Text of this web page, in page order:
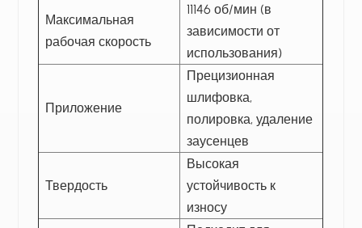
Максимальная
рабочая скорость
11146 об/мин (в
зависимости от
использования)
Приложение
Прецизионная
шлифовка,
полировка, удаление
заусенцев
Твердость
Высокая
устойчивость к
износу